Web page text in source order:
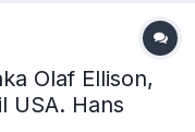
Olaf Ellison,
USA. Hans